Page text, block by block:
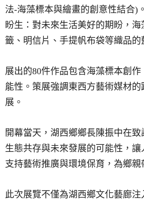
法-海藻標本與繪畫的創意性結合) 。
盼生：對未來生活美好的期盼，
籤、明信片、手提帆布袋等織品的
展出的80件作品包含海藻標本創作
能性。策展強調東西方藝術媒材
展。
開幕當天，湖西鄉鄉長陳振中在
生態共存與未來發展的可能性，
支持藝術推廣與環境保育，為鄉親
此次展覽不僅為湖西鄉文化藝廊